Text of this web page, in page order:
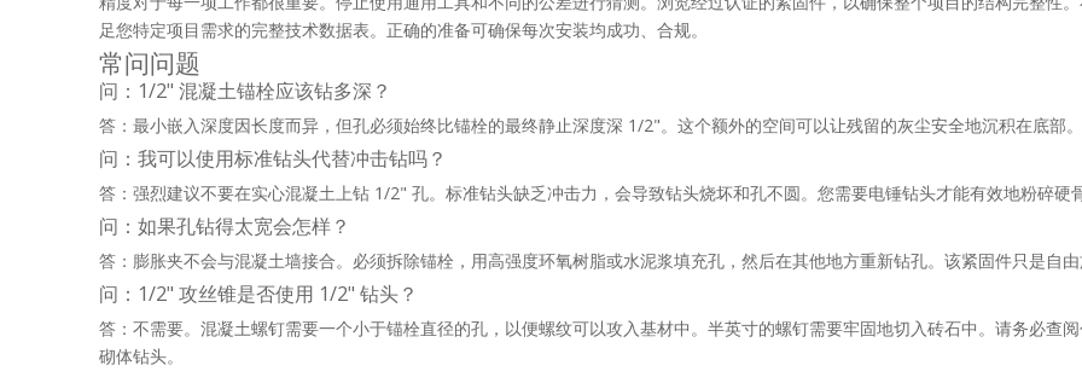
足您特定项目需求的完整技术数据表。正确的准备可确保每次安装均成功、合规。
常问问题
问：1/2" 混凝土锚栓应该钻多深？
答：最小嵌入深度因长度而异，但孔必须始终比锚栓的最终静止深度深 1/2"。这个额外的空间可以让残留的灰尘安全地沉积在底部
问：我可以使用标准钻头代替冲击钻吗？
答：强烈建议不要在实心混凝土上钻 1/2" 孔。标准钻头缺乏冲击力，会导致钻头烧坏和孔不圆。您需要电锤钻头才能有效地粉碎硬
问：如果孔钻得太宽会怎样？
答：膨胀夹不会与混凝土墙接合。必须拆除锚栓，用高强度环氧树脂或水泥浆填充孔，然后在其他地方重新钻孔。该紧固件只是自
问：1/2" 攻丝锥是否使用 1/2" 钻头？
答：不需要。混凝土螺钉需要一个小于锚栓直径的孔，以便螺纹可以攻入基材中。半英寸的螺钉需要牢固地切入砖石中。请务必查
砌体钻头。